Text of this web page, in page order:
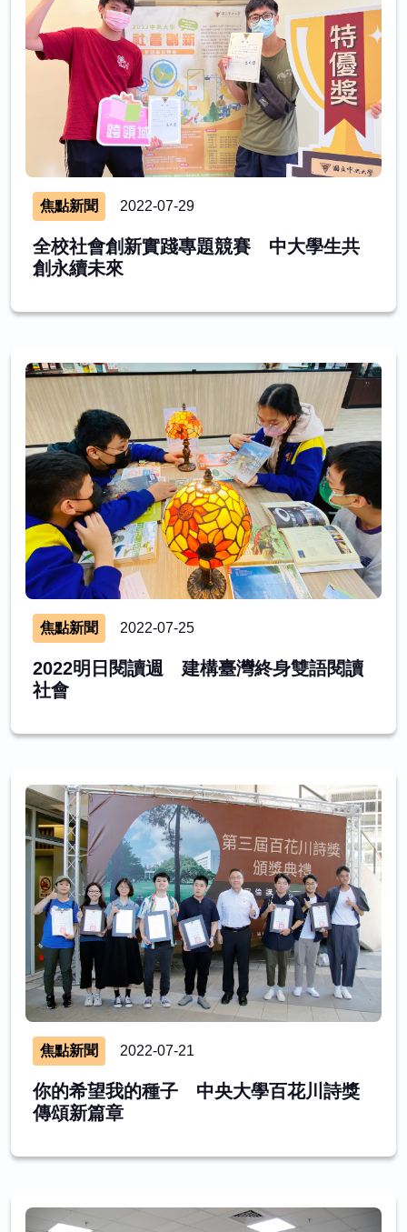
焦點新聞 2022-07-29
全校社會創新實踐專題競賽 中大學生共
創永續未來
焦點新聞 2022-07-25
2022明日閱讀週 建構臺灣終身雙語閱讀
社會
焦點新聞 2022-07-21
你的希望我的種子 中央大學百花川詩獎
傳頌新篇章